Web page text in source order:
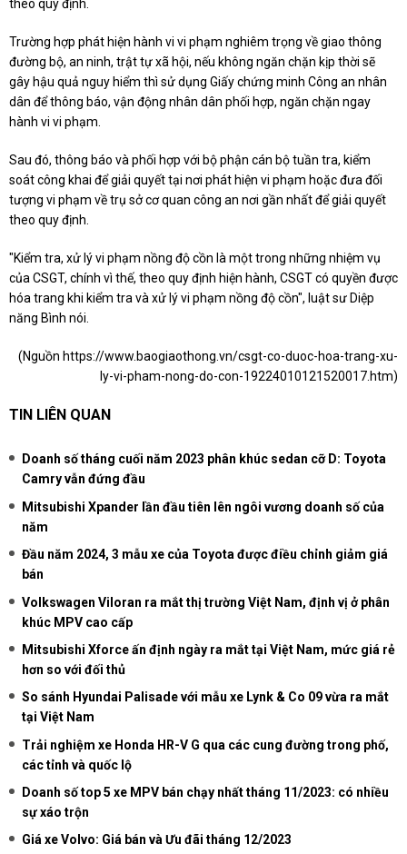
theo quy định.
Trường hợp phát hiện hành vi vi phạm nghiêm trọng về giao thông
đường bộ, an ninh, trật tự xã hội, nếu không ngăn chặn kịp thời sẽ
gây hậu quả nguy hiểm thì sử dụng Giấy chứng minh Công an nhân
dân để thông báo, vận động nhân dân phối hợp, ngăn chặn ngay
hành vi vi phạm.
Sau đó, thông báo và phối hợp với bộ phận cán bộ tuần tra, kiểm
soát công khai để giải quyết tại nơi phát hiện vi phạm hoặc đưa đối
tượng vi phạm về trụ sở cơ quan công an nơi gần nhất để giải quyết
theo quy định.
"Kiểm tra, xử lý vi phạm nồng độ cồn là một trong những nhiệm vụ
của CSGT, chính vì thế, theo quy định hiện hành, CSGT có quyền được
hóa trang khi kiểm tra và xử lý vi phạm nồng độ cồn", luật sư Diệp
năng Bình nói.
(Nguồn https://www.baogiaothong.vn/csgt-co-duoc-hoa-trang-xu-
ly-vi-pham-nong-do-con-19224010121520017.htm)
TIN LIÊN QUAN
Doanh số tháng cuối năm 2023 phân khúc sedan cỡ D: Toyota
Camry vẫn đứng đầu
Mitsubishi Xpander lần đầu tiên lên ngôi vương doanh số của
năm
Đầu năm 2024, 3 mẫu xe của Toyota được điều chỉnh giảm giá
bán
Volkswagen Viloran ra mắt thị trường Việt Nam, định vị ở phân
khúc MPV cao cấp
Mitsubishi Xforce ấn định ngày ra mắt tại Việt Nam, mức giá rẻ
hơn so với đối thủ
So sánh Hyundai Palisade với mẫu xe Lynk & Co 09 vừa ra mắt
tại Việt Nam
Trải nghiệm xe Honda HR-V G qua các cung đường trong phố,
các tỉnh và quốc lộ
Doanh số top 5 xe MPV bán chạy nhất tháng 11/2023: có nhiều
sự xáo trộn
Giá xe Volvo: Giá bán và Ưu đãi tháng 12/2023